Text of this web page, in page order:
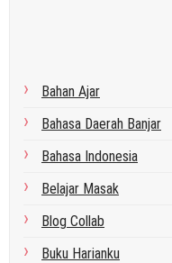
Bahan Ajar
Bahasa Daerah Banjar
Bahasa Indonesia
Belajar Masak
Blog Collab
Buku Harianku